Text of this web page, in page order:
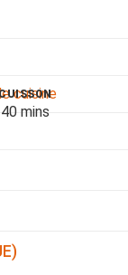
cuisine
40 mins